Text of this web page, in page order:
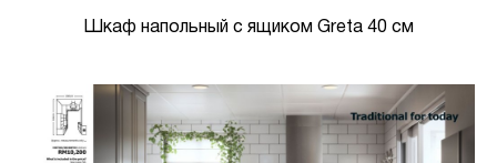
Шкаф напольный с ящиком Greta 40 см